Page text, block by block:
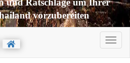
und Ratschläge um Ihrer
vorzubereiten